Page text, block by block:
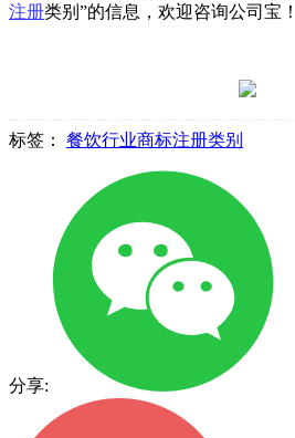
注册类别”的信息，欢迎咨询公司宝！
标签： 餐饮行业商标注册类别
分享: